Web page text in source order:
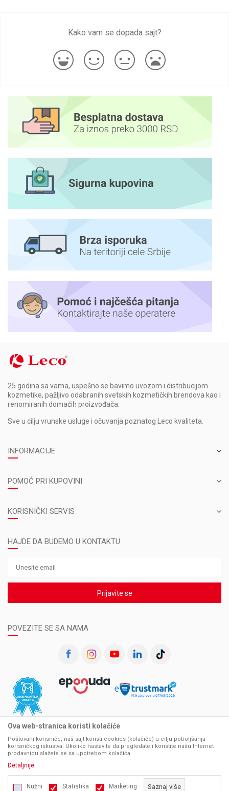
Kako vam se dopada sajt?
25 godina sa vama, uspešno se bavimo uvozom i distribucijom
kozmetike, pažljivo odabranih svetskih kozmetičkih brendova kao i
renomiranih domaćih proizvođača.
Sve u cilju vrunske usluge i očuvanja poznatog Leco kvaliteta.
INFORMACIJE
POMOĆ PRI KUPOVINI
KORISNIČKI SERVIS
HAJDE DA BUDEMO U KONTAKTU
Prijavite se
POVEZITE SE SA NAMA
Ova web-stranica koristi kolačiće
Poštovani korisniče, naš sajt koristi cookies (kolačiće) u cilju poboljšanja
korisničkog iskustva. Ukoliko nastavite da pregledate i koristite našu Internet
prodavnicu slažete se sa upotrebom kolačića.
Detaljnije
Nužni Statistika Marketing Saznaj više